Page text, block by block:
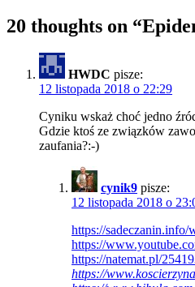
20 thoughts on “
HWDC pisze:
12 listopada 2018 o 22:29
Cyniku wskaż choć jedno
Gdzie ktoś ze związków
zaufania?:-)
cynik9 pisze:
12 listopada 2018 o
https://
https://
https://natemat.pl/
https://